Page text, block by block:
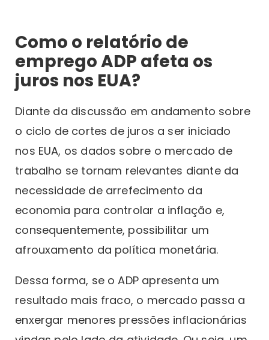
Como o relatório de
emprego ADP afeta os
juros nos EUA?
Diante da discussão em andamento sobre
o ciclo de cortes de juros a ser iniciado
nos EUA, os dados sobre o mercado de
trabalho se tornam relevantes diante da
necessidade de arrefecimento da
economia para controlar a inflação e,
consequentemente, possibilitar um
afrouxamento da política monetária.
Dessa forma, se o ADP apresenta um
resultado mais fraco, o mercado passa a
enxergar menores pressões inflacionárias